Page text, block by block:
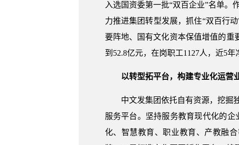
入选国资委第一批“双百企业”名单
力推进集团转型发展，抓住“双百行
要阵地、国有文化资本保值增值的重
到52.8亿元，在岗职工1127人，近5年
以转型拓平台，构建专业化运营
中文发集团依托自有资源，挖掘
服务平台。坚持服务教育现代化的
化、智慧教育、职业教育、产教融